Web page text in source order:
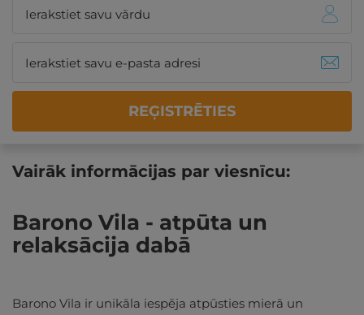
REĢISTRĒTIES
Vairāk informācijas par viesnīcu:
Barono Vila - atpūta un
relaksācija dabā
Barono Vila ir unikāla iespēja atpūsties mierā un